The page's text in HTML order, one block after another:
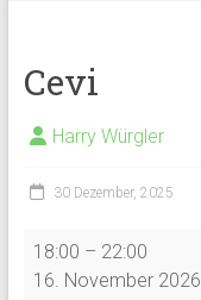
Cevi
Harry Würgler
30 Dezember, 2025
Cevi
18:00 – 22:00
16. November 2026